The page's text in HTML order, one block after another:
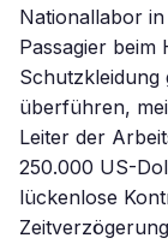
Nationallabor
Passagier beim
Schutzkleidung
überführen,
Leiter der
250.000 US-
lückenlose